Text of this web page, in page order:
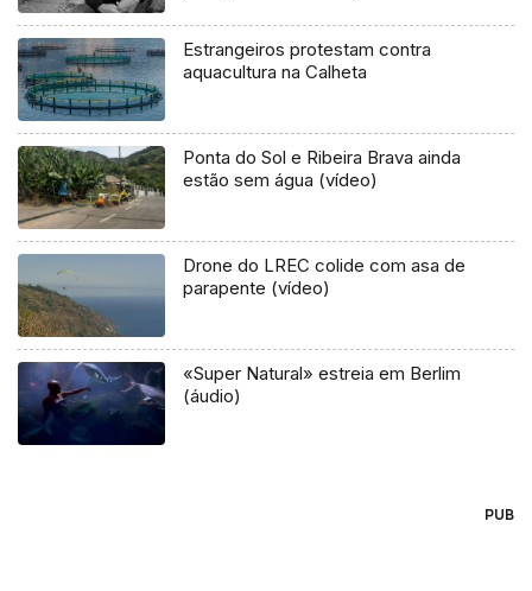
Estrangeiros protestam contra
aquacultura na Calheta
Ponta do Sol e Ribeira Brava ainda
estão sem água (vídeo)
Drone do LREC colide com asa de
parapente (vídeo)
«Super Natural» estreia em Berlim
(áudio)
PUB